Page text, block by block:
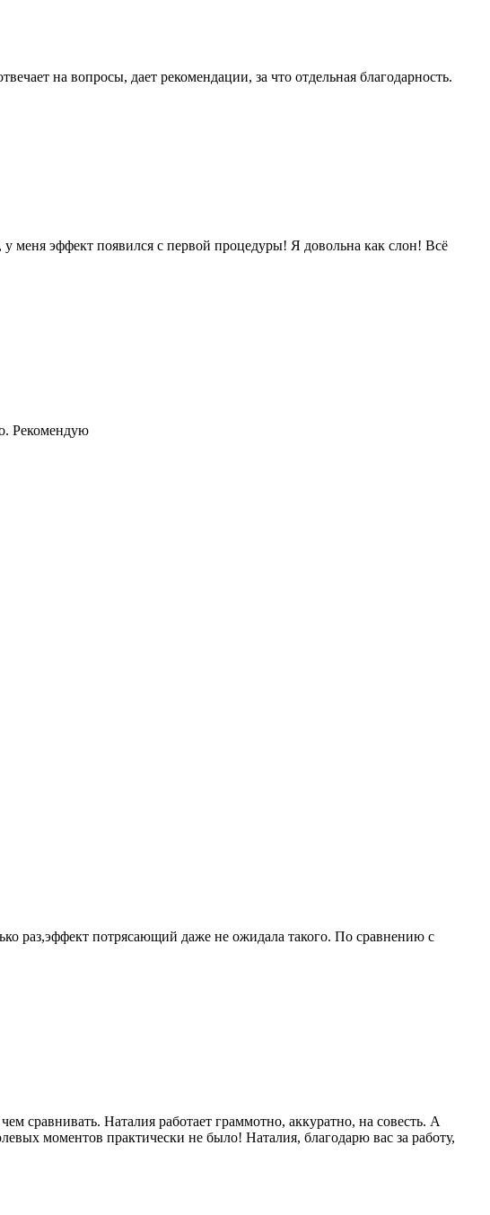
на вопросы, дает рекомендации, за что отдельная благодарность.
у меня эффект появился с первой процедуры! Я довольна как слон! Всё
Рекомендую
раз,эффект потрясающий даже не ожидала такого. По сравнению с
сравнивать. Наталия работает граммотно, аккуратно, на совесть. А
моментов практически не было! Наталия, благодарю вас за работу,